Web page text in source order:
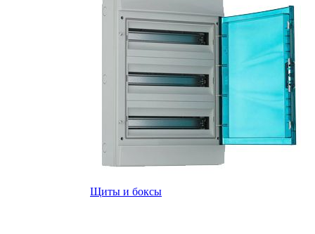
Щиты и боксы